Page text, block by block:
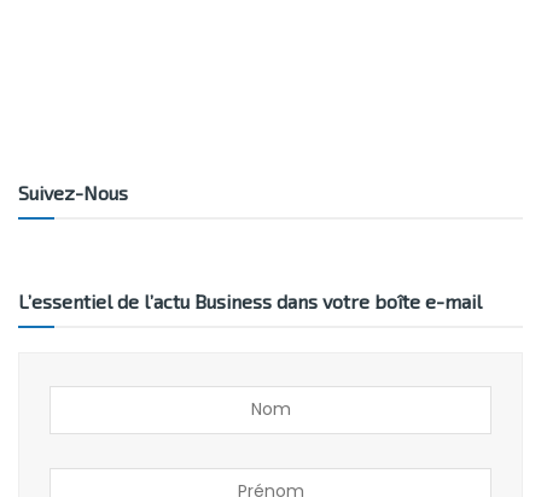
Suivez-Nous
L’essentiel de l’actu Business dans votre boîte e-mail